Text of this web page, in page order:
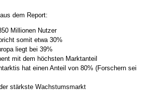
dem Report:
Millionen Nutzer
somit etwa 30%
liegt bei 39%
mit dem höchsten Marktanteil
hat einen Anteil von 80% (Forschern sei
stärkste Wachstumsmarkt